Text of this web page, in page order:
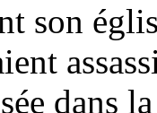
son
dans